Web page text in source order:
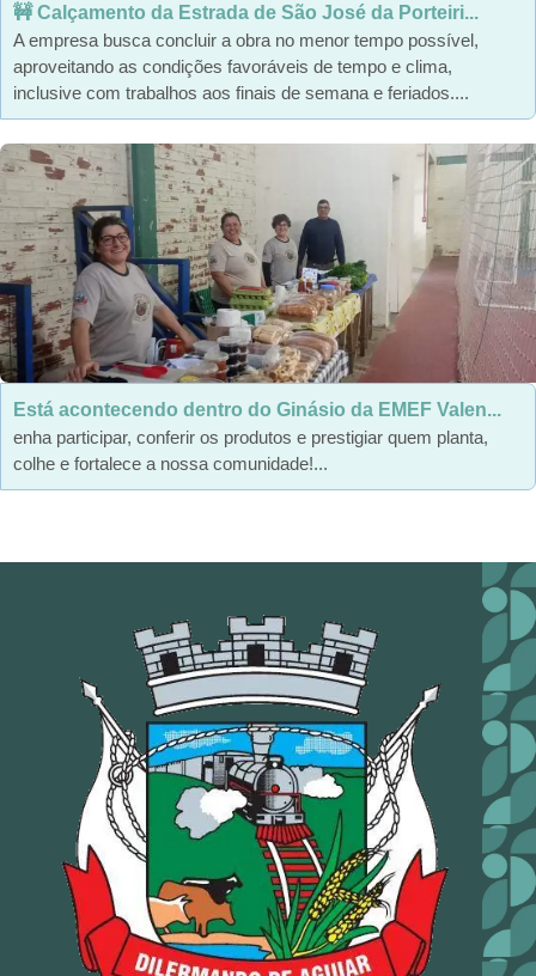
🚧 Calçamento da Estrada de São José da Porteiri...
A empresa busca concluir a obra no menor tempo possível,
aproveitando as condições favoráveis de tempo e clima,
inclusive com trabalhos aos finais de semana e feriados....
Está acontecendo dentro do Ginásio da EMEF Valen...
enha participar, conferir os produtos e prestigiar quem planta,
colhe e fortalece a nossa comunidade!...